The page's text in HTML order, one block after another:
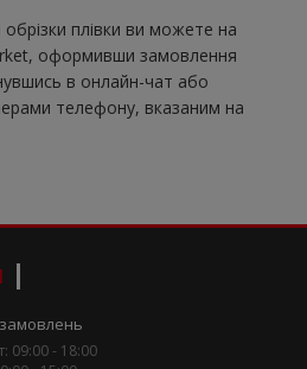
плівки ви можете на
оформивши замовлення
в онлайн-чат або
телефону, вказаним на
замовлень
09:00 - 18:00